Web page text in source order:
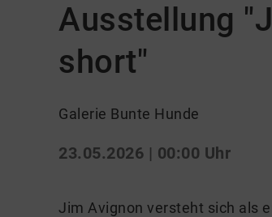
Ausstellung
short"
Galerie Bunte Hunde
23.05.2026 | 00:00 Uhr
Jim Avignon versteht sich als